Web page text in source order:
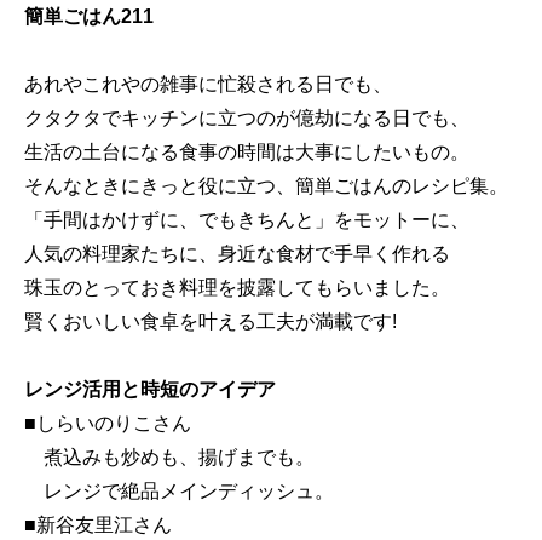
簡単ごはん211
あれやこれやの雑事に忙殺される日でも、
クタクタでキッチンに立つのが億劫になる日でも、
生活の土台になる食事の時間は大事にしたいもの。
そんなときにきっと役に立つ、簡単ごはんのレシピ集。
「手間はかけずに、でもきちんと」をモットーに、
人気の料理家たちに、身近な食材で手早く作れる
珠玉のとっておき料理を披露してもらいました。
賢くおいしい食卓を叶える工夫が満載です!
レンジ活用と時短のアイデア
■しらいのりこさん
煮込みも炒めも、揚げまでも。
レンジで絶品メインディッシュ。
■新谷友里江さん